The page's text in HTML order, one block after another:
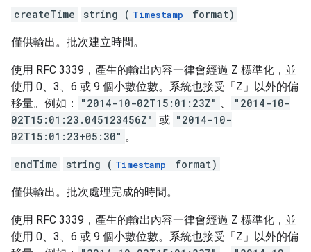
createTime string ( Timestamp format)
僅供輸出。批次建立時間。
使用 RFC 3339，產生的輸出內容一律會經過 Z 標準化，並
使用 0、3、6 或 9 個小數位數。系統也接受「Z」以外的偏
移量。例如：
"2014-10-02T15:01:23Z" 、
"2014-10-
02T15:01:23.045123456Z" 或 "2014-10-
02T15:01:23+05:30" 。
endTime string ( Timestamp format)
僅供輸出。批次處理完成的時間。
使用 RFC 3339，產生的輸出內容一律會經過 Z 標準化，並
使用 0、3、6 或 9 個小數位數。系統也接受「Z」以外的偏